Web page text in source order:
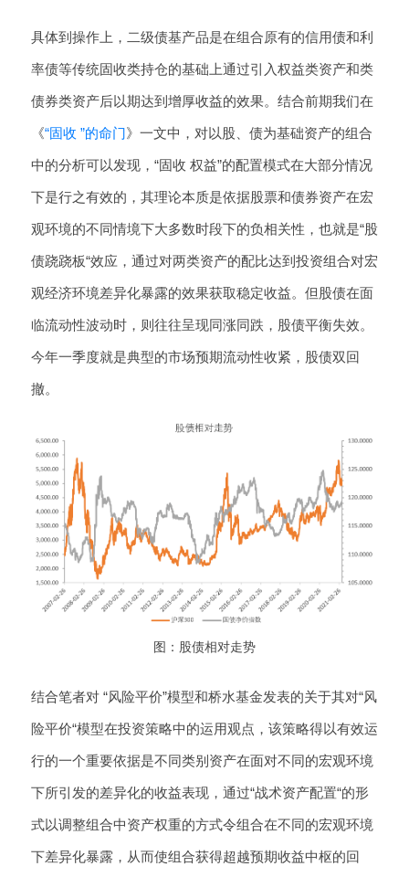
具体到操作上，二级债基产品是在组合原有的信用债和利
率债等传统固收类持仓的基础上通过引入权益类资产和类
债券类资产后以期达到增厚收益的效果。结合前期我们在
《“固收 ”的命门》一文中，对以股、债为基础资产的组合
中的分析可以发现，“固收 权益”的配置模式在大部分情况
下是行之有效的，其理论本质是依据股票和债券资产在宏
观环境的不同情境下大多数时段下的负相关性，也就是“股
债跷跷板“效应，通过对两类资产的配比达到投资组合对宏
观经济环境差异化暴露的效果获取稳定收益。但股债在面
临流动性波动时，则往往呈现同涨同跌，股债平衡失效。
今年一季度就是典型的市场预期流动性收紧，股债双回
撤。
图：股债相对走势
结合笔者对 “风险平价”模型和桥水基金发表的关于其对“风
险平价“模型在投资策略中的运用观点，该策略得以有效运
行的一个重要依据是不同类别资产在面对不同的宏观环境
下所引发的差异化的收益表现，通过“战术资产配置“的形
式以调整组合中资产权重的方式令组合在不同的宏观环境
下差异化暴露，从而使组合获得超越预期收益中枢的回